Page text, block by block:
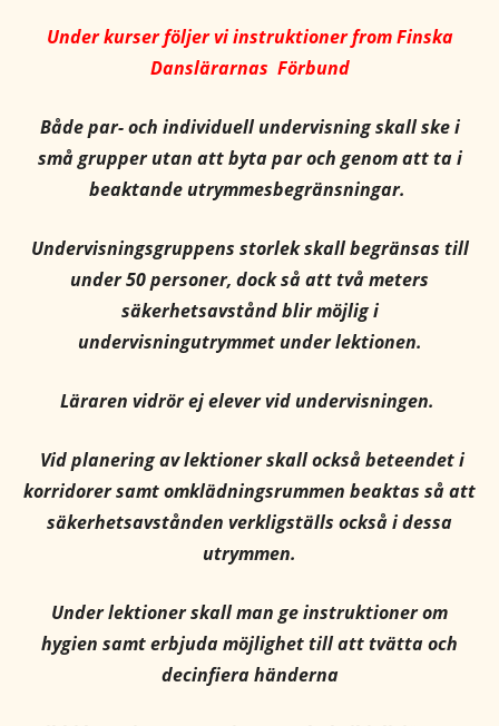
Under kurser följer vi instruktioner from Finska
Danslärarnas Förbund
Både par- och individuell undervisning skall ske i
små grupper utan att byta par och genom att ta i
beaktande utrymmesbegränsningar.
Undervisningsgruppens storlek skall begränsas till
under 50 personer, dock så att två meters
säkerhetsavstånd blir möjlig i
undervisningutrymmet under lektionen.
Läraren vidrör ej elever vid undervisningen.
Vid planering av lektioner skall också beteendet i
korridorer samt omklädningsrummen beaktas så att
säkerhetsavstånden verkligställs också i dessa
utrymmen.
Under lektioner skall man ge instruktioner om
hygien samt erbjuda möjlighet till att tvätta och
decinfiera händerna